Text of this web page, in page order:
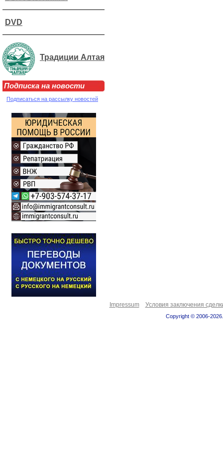
DVD
Традиции Алтая
Подписка на новости
Подписаться на рассылку новостей
Impressum Условия заключения
Copyright © 2006-